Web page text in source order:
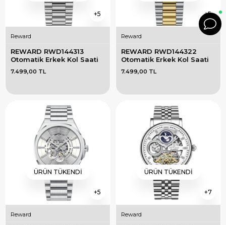
5
Reward
REWARD RWD144313
Otomatik Erkek Kol Saati
7.499,00 TL
5
Reward
REWARD RWD144322
Otomatik Erkek Kol Saati
7.499,00 TL
5
ÜRÜN TÜKENDI
Reward
7
ÜRÜN TÜKENDI
Reward